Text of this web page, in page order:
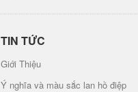
TIN TỨC
Giới Thiệu
Ý nghĩa và màu sắc lan hồ điệp